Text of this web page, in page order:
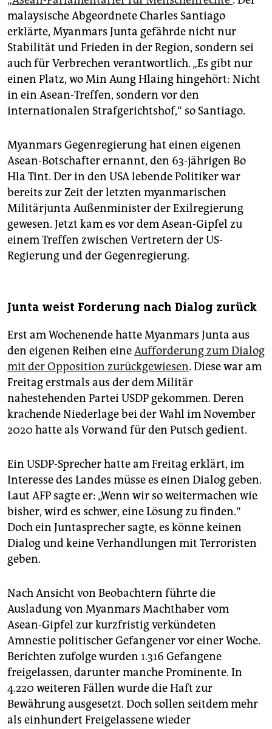
malaysische Abgeordnete Charles Santiago
erklärte, Myanmars Junta gefährde nicht nur
Stabilität und Frieden in der Region, sondern sei
auch für Verbrechen verantwortlich. „Es gibt nur
einen Platz, wo Min Aung Hlaing hingehört: Nicht
in ein Asean-Treffen, sondern vor den
internationalen Strafgerichtshof,“ so Santiago.
Myanmars Gegenregierung hat einen eigenen
Asean-Botschafter ernannt, den 63-jährigen Bo
Hla Tint. Der in den USA lebende Politiker war
bereits zur Zeit der letzten myanmarischen
Militärjunta Außenminister der Exilregierung
gewesen. Jetzt kam es vor dem Asean-Gipfel zu
einem Treffen zwischen Vertretern der US-
Regierung und der Gegenregierung.
Junta weist Forderung nach Dialog zurück
Erst am Wochenende hatte Myanmars Junta aus
den eigenen Reihen eineAufforderung zum Dialog
mit der Opposition zurückgewiesen. Diese war am
Freitag erstmals aus der dem Militär
nahestehenden Partei USDP gekommen. Deren
krachende Niederlage bei der Wahl im November
2020 hatte als Vorwand für den Putsch gedient.
Ein USDP-Sprecher hatte am Freitag erklärt, im
Interesse des Landes müsse es einen Dialog geben.
Laut AFP sagte er: „Wenn wir so weitermachen wie
bisher, wird es schwer, eine Lösung zu finden.“
Doch ein Juntasprecher sagte, es könne keinen
Dialog und keine Verhandlungen mit Terroristen
geben.
Nach Ansicht von Beobachtern führte die
Ausladung von Myanmars Machthaber vom
Asean-Gipfel zur kurzfristig verkündeten
Amnestie politischer Gefangener vor einer Woche.
Berichten zufolge wurden 1.316 Gefangene
freigelassen, darunter manche Prominente. In
4.220 weiteren Fällen wurde die Haft zur
Bewährung ausgesetzt. Doch sollen seitdem mehr
als einhundert Freigelassene wieder